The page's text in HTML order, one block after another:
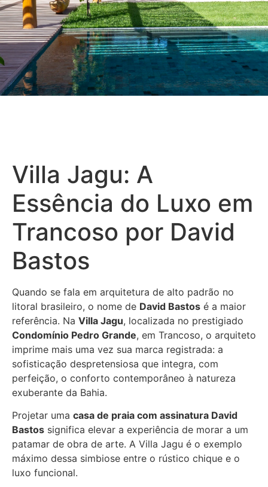
Villa Jagu: A
Essência do Luxo em
Trancoso por David
Bastos
Quando se fala em arquitetura de alto padrão no
litoral brasileiro, o nome de David Bastos é a maior
referência. Na Villa Jagu, localizada no prestigiado
Condomínio Pedro Grande, em Trancoso, o arquiteto
imprime mais uma vez sua marca registrada: a
sofisticação despretensiosa que integra, com
perfeição, o conforto contemporâneo à natureza
exuberante da Bahia.
Projetar uma casa de praia com assinatura David
Bastos significa elevar a experiência de morar a um
patamar de obra de arte. A Villa Jagu é o exemplo
máximo dessa simbiose entre o rústico chique e o
luxo funcional.